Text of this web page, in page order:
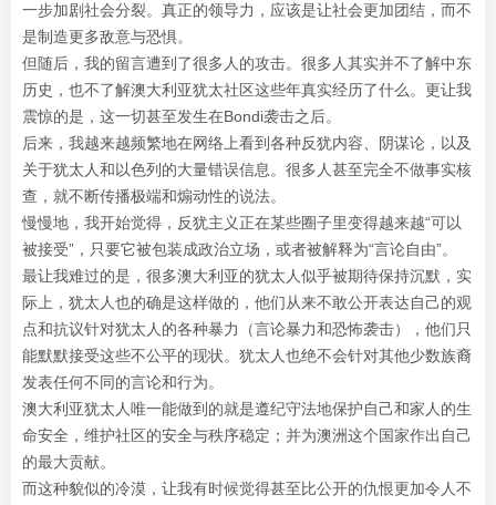
一步加剧社会分裂。真正的领导力，应该是让社会更加团结，而不
是制造更多敌意与恐惧。
但随后，我的留言遭到了很多人的攻击。很多人其实并不了解中东
历史，也不了解澳大利亚犹太社区这些年真实经历了什么。更让我
震惊的是，这一切甚至发生在Bondi袭击之后。
后来，我越来越频繁地在网络上看到各种反犹内容、阴谋论，以及
关于犹太人和以色列的大量错误信息。很多人甚至完全不做事实核
查，就不断传播极端和煽动性的说法。
慢慢地，我开始觉得，反犹主义正在某些圈子里变得越来越“可以
被接受”，只要它被包装成政治立场，或者被解释为“言论自由”。
最让我难过的是，很多澳大利亚的犹太人似乎被期待保持沉默，实
际上，犹太人也的确是这样做的，他们从来不敢公开表达自己的观
点和抗议针对犹太人的各种暴力（言论暴力和恐怖袭击），他们只
能默默接受这些不公平的现状。犹太人也绝不会针对其他少数族裔
发表任何不同的言论和行为。
澳大利亚犹太人唯一能做到的就是遵纪守法地保护自己和家人的生
命安全，维护社区的安全与秩序稳定；并为澳洲这个国家作出自己
的最大贡献。
而这种貌似的冷漠，让我有时候觉得甚至比公开的仇恨更加令人不